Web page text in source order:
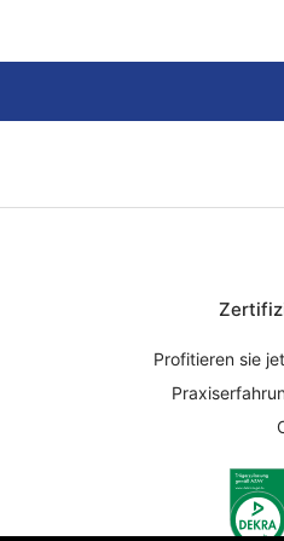
Profitieren sie